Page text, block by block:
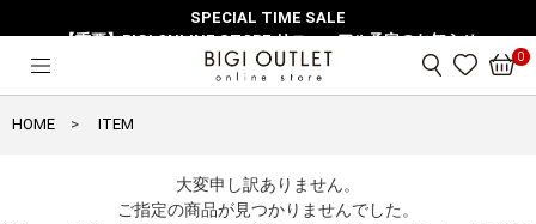
SPECIAL TIME SALE
【重要】BIGI ONLINE STORE リニューアル予定のお知らせ
0
HOME ITEM
大変申し訳ありません。
ご指定の商品が見つかりませんでした。